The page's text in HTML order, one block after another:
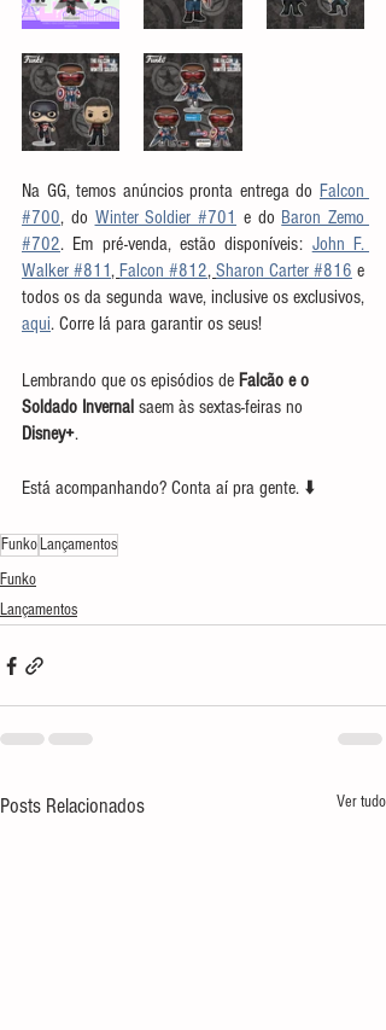
Na GG, temos anúncios pronta entrega do Falcon
#700, do Winter Soldier #701 e do Baron Zemo
#702. Em pré-venda, estão disponíveis: John F.
Walker #811, Falcon #812, Sharon Carter #816 e
aqui. Corre lá para garantir os seus!
Lembrando que os episódios de Falcão e o
Soldado Invernal saem às sextas-feiras no
Disney+.
Está acompanhando? Conta aí pra gente. ⬇️
Funko Lançamentos
Funko
Lançamentos
Posts Relacionados Ver tudo